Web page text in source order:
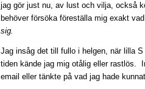
jag gör just nu, av lust och vilja, också
behöver försöka föreställa mig exakt
sig.
Jag insåg det till fullo i helgen, när lilla
tiden kände jag mig otålig eller rastlös.
email eller tänkte på vad jag hade